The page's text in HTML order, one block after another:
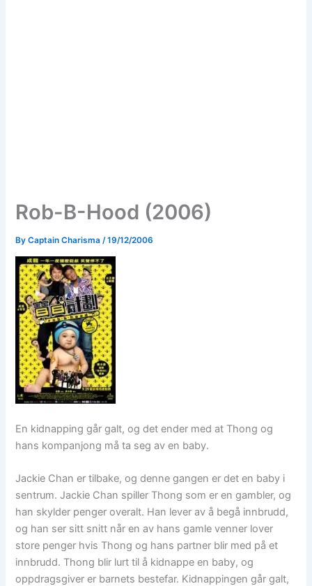
Rob-B-Hood (2006)
ByCaptain Charisma /19/12/2006
En kidnapping går galt, og det ender med at Thong og
hans kompanjong må ta seg av en baby.
Jackie Chan er tilbake, og denne gangen er det en baby i
sentrum. Jackie Chan spiller Thong som er en gambler, og
han skylder penger overalt. Han lever av å begå innbrudd,
og han ser sitt snitt når en av hans gamle venner lover
store penger hvis Thong og hans partner blir med på et
innbrudd. Thong blir lurt til å kidnappe en baby, og
oppdragsgiver er barnets bestefar. Kidnappingen går galt,